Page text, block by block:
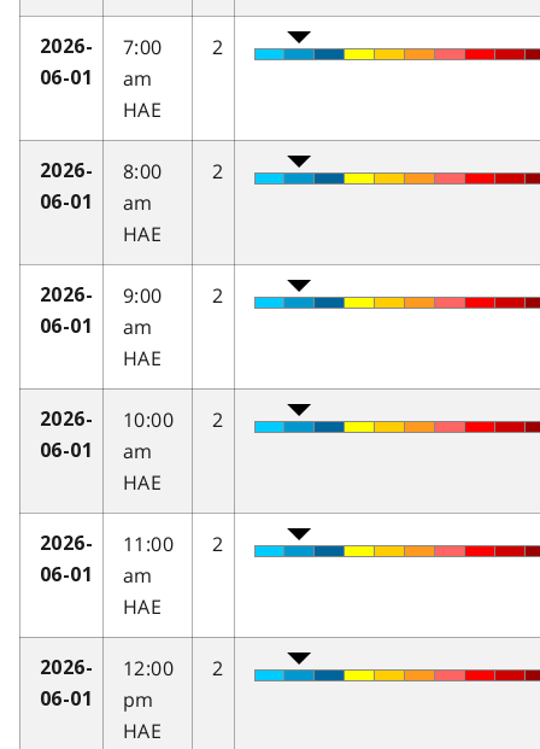
2026-
06-01
7:00
am
HAE
2
2026-
06-01
8:00
am
HAE
2
2026-
06-01
9:00
am
HAE
2
2026-
06-01
10:00
am
HAE
2
2026-
06-01
11:00
am
HAE
2
2026-
06-01
12:00
pm
HAE
2